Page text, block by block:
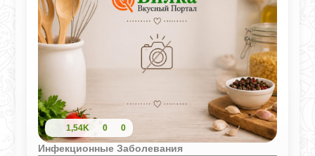
1,54K 0 0
Инфекционные Заболевания